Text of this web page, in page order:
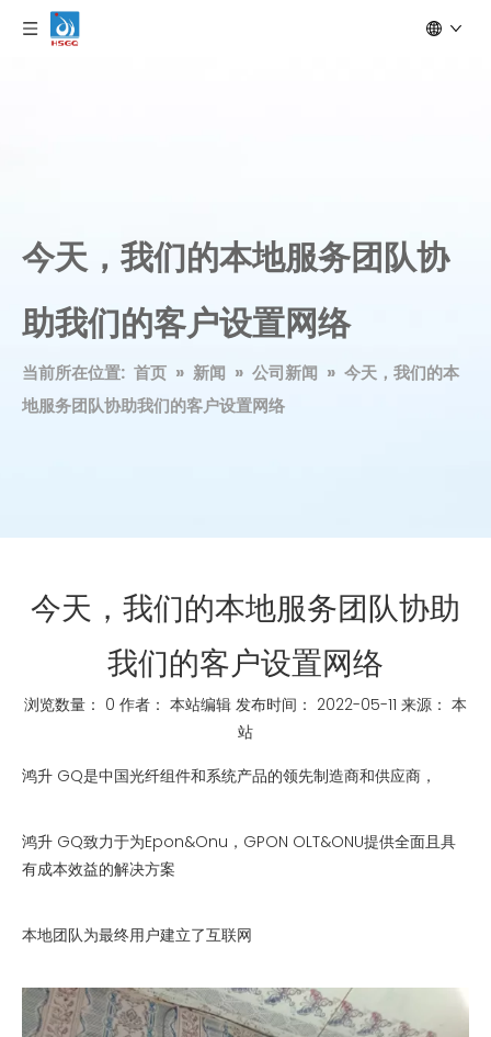
今天，我们的本地服务团队协
助我们的客户设置网络
当前所在位置: 首页 » 新闻 » 公司新闻 » 今天，我们的本
地服务团队协助我们的客户设置网络
今天，我们的本地服务团队协助
我们的客户设置网络
浏览数量： 0 作者： 本站编辑 发布时间： 2022-05-11 来源： 本
站
["whatsapp","linkedin","line","facebook"]
鸿升 GQ是中国光纤组件和系统产品的领先制造商和供应商，
鸿升 GQ致力于为Epon&Onu，GPON OLT&ONU提供全面且具
有成本效益的解决方案
本地团队为最终用户建立了互联网